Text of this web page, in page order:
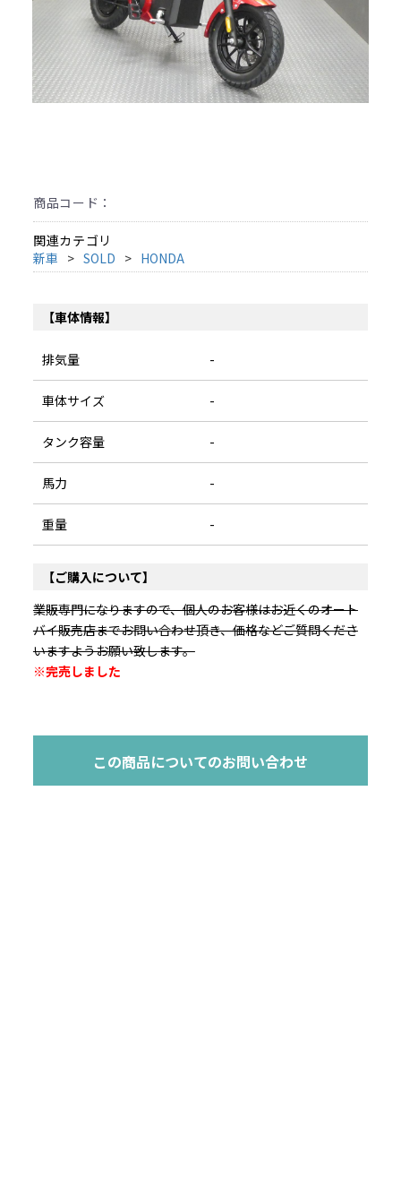
商品コード：
関連カテゴリ
新車
SOLD HONDA
【車体情報】
排気量 -
車体サイズ -
タンク容量 -
馬力 -
重量 -
【ご購入について】
業販専門になりますので、個人のお客様はお近くのオート
バイ販売店までお問い合わせ頂き、価格などご質問くださ
いますようお願い致します。
※完売しました
この商品についてのお問い合わせ